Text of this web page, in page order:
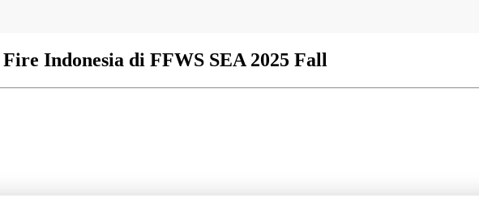
Indonesia di FFWS SEA 2025 Fall